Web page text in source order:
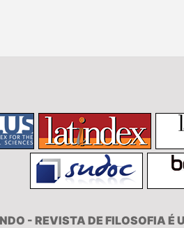
- REVISTA DE FILOSOFIA É